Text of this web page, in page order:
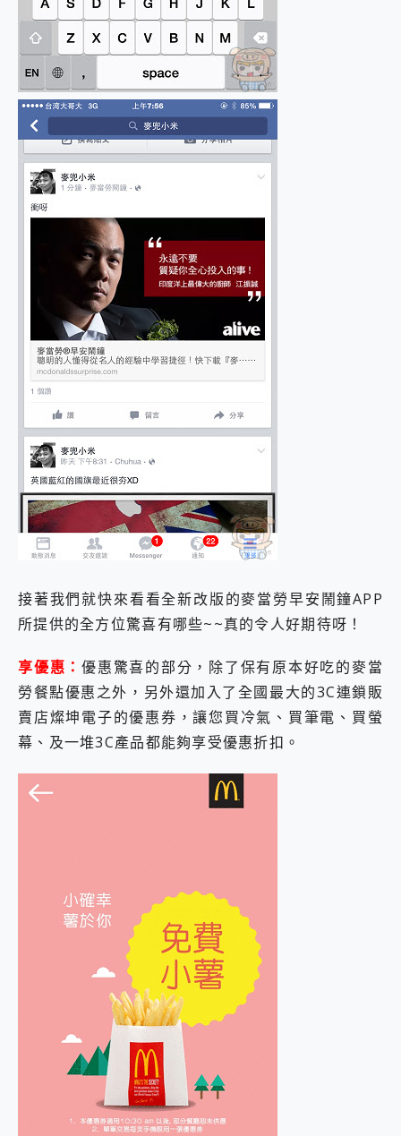
接著我們就快來看看全新改版的麥當勞早安鬧鐘APP
所提供的全方位驚喜有哪些~~真的令人好期待呀！
享優惠：優惠驚喜的部分，除了保有原本好吃的麥當
勞餐點優惠之外，另外還加入了全國最大的3C連鎖販
賣店燦坤電子的優惠券，讓您買冷氣、買筆電、買螢
幕、及一堆3C產品都能夠享受優惠折扣。